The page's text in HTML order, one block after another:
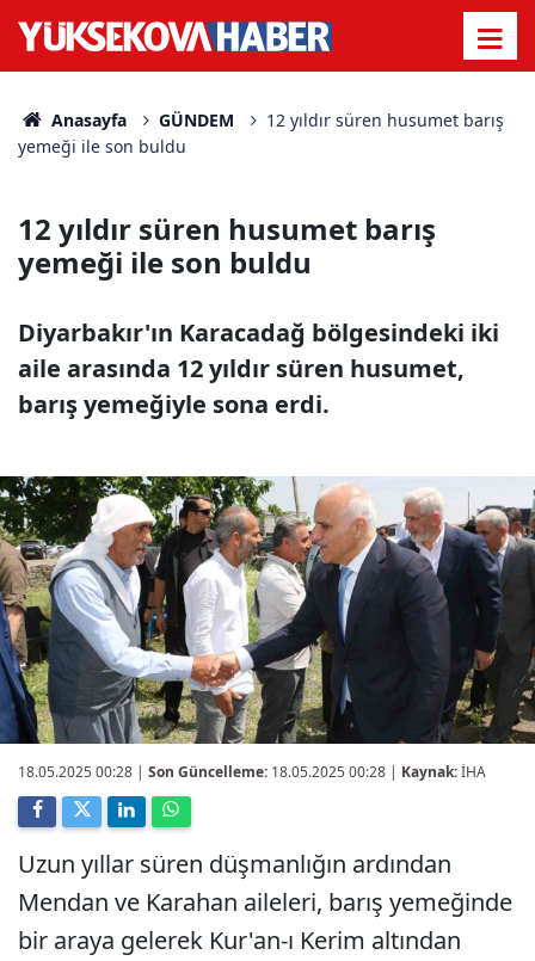
Anasayfa GÜNDEM
12 yıldır süren husumet barış
yemeği ile son buldu
12 yıldır süren husumet barış
yemeği ile son buldu
Diyarbakır'ın Karacadağ bölgesindeki iki
aile arasında 12 yıldır süren husumet,
barış yemeğiyle sona erdi.
18.05.2025 00:28 | Son Güncelleme: 18.05.2025 00:28 | Kaynak:İHA
Uzun yıllar süren düşmanlığın ardından
Mendan ve Karahan aileleri, barış yemeğinde
bir araya gelerek Kur'an-ı Kerim altından